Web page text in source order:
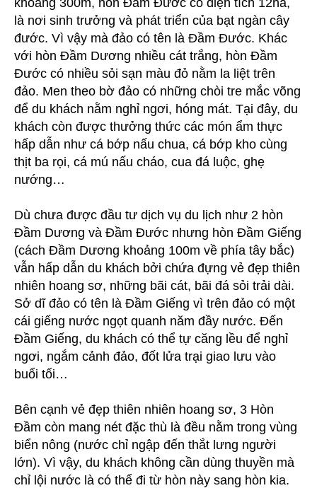
là nơi sinh trưởng và phát triển của bạt ngàn cây
đước. Vì vậy mà đảo có tên là Đầm Đước. Khác
với hòn Đầm Dương nhiều cát trắng, hòn Đầm
Đước có nhiều sỏi sạn màu đỏ nằm la liệt trên
đảo. Men theo bờ đảo có những chòi tre mắc võng
để du khách nằm nghỉ ngơi, hóng mát. Tại đây, du
khách còn được thưởng thức các món ẩm thực
hấp dẫn như cá bớp nấu chua, cá bớp kho cùng
thịt ba rọi, cá mú nấu cháo, cua đá luộc, ghẹ
nướng…
Dù chưa được đầu tư dịch vụ du lịch như 2 hòn
Đầm Dương và Đầm Đước nhưng hòn Đầm Giếng
(cách Đầm Dương khoảng 100m về phía tây bắc)
vẫn hấp dẫn du khách bởi chứa đựng vẻ đẹp thiên
nhiên hoang sơ, những bãi cát, bãi đá sỏi trải dài.
Sở dĩ đảo có tên là Đầm Giếng vì trên đảo có một
cái giếng nước ngọt quanh năm đầy nước. Đến
Đầm Giếng, du khách có thể tự căng lều để nghỉ
ngơi, ngắm cảnh đảo, đốt lửa trại giao lưu vào
buổi tối…
Bên cạnh vẻ đẹp thiên nhiên hoang sơ, 3 Hòn
Đầm còn mang nét đặc thù là đều nằm trong vùng
biển nông (nước chỉ ngập đến thắt lưng người
lớn). Vì vậy, du khách không cần dùng thuyền mà
chỉ lội nước là có thể đi từ hòn này sang hòn kia.